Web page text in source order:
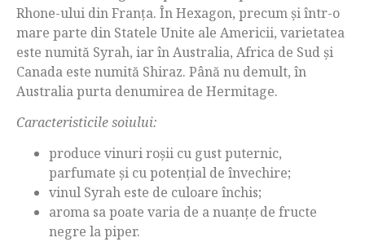
Rhone-ului din Franța. În Hexagon, precum și într-o
mare parte din Statele Unite ale Americii, varietatea
este numită Syrah, iar în Australia, Africa de Sud și
Canada este numită Shiraz. Până nu demult, în
Australia purta denumirea de Hermitage.
Caracteristicile soiului:
produce vinuri roșii cu gust puternic,
parfumate și cu potențial de învechire;
vinul Syrah este de culoare închis;
aroma sa poate varia de a nuanțe de fructe
negre la piper.